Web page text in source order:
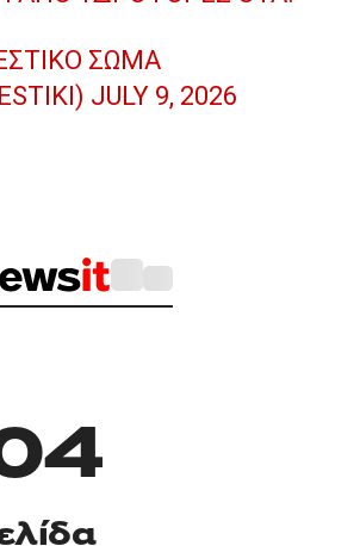
ΣΏΜΑ
JULY 9, 2026